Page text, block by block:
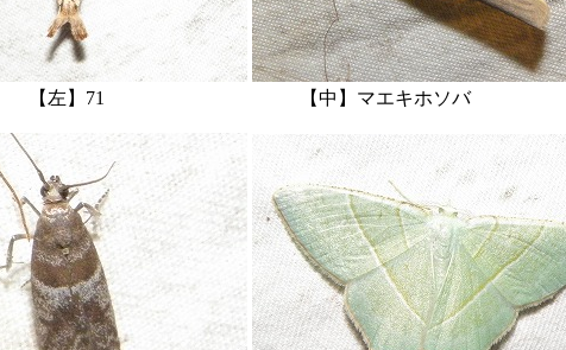
【左】71 【中】マエキホソバ 【